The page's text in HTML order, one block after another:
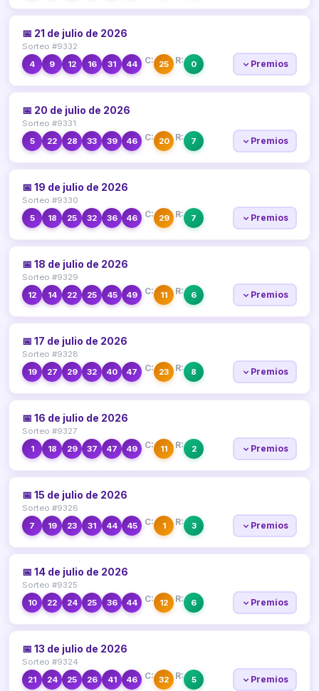
📅 21 de julio de 2026
Sorteo #9332
4
9 12 16 31 44 C: 25 R: 0 Premios
📅 20 de julio de 2026
Sorteo #9331
5
22 28 33 39 46 C: 20 R: 7 Premios
📅 19 de julio de 2026
Sorteo #9330
5
18 25 32 36 46 C: 29 R: 7 Premios
📅 18 de julio de 2026
Sorteo #9329
12
14 22 25 45 49 C: 11 R: 6 Premios
📅 17 de julio de 2026
Sorteo #9328
19
27 29 32 40 47 C: 23 R: 8 Premios
📅 16 de julio de 2026
Sorteo #9327
1
18 29 37 47 49 C: 11 R: 2 Premios
📅 15 de julio de 2026
Sorteo #9326
7
19 23 31 44 45 C: 1 R: 3 Premios
📅 14 de julio de 2026
Sorteo #9325
10
22 24 25 36 44 C: 12 R: 6 Premios
📅 13 de julio de 2026
Sorteo #9324
21
24 25 26 41 46 C: 32 R: 5 Premios